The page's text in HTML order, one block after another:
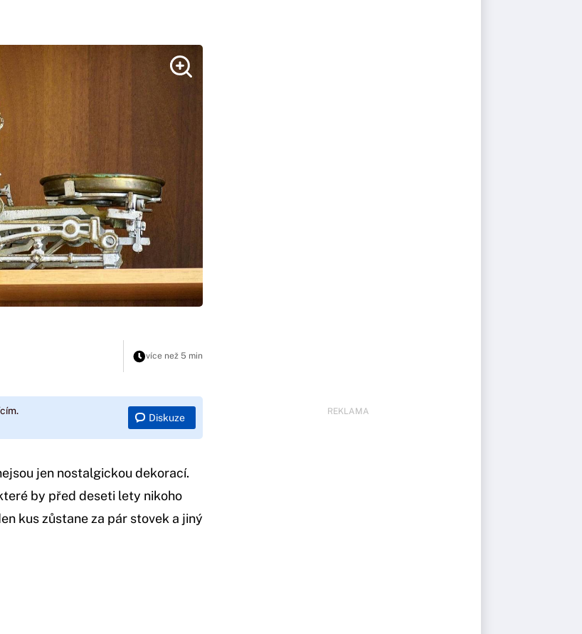
více než 5 min
Diskuze
jen nostalgickou dekorací.
by před deseti lety nikoho
kus zůstane za pár stovek a jiný
REKLAMA